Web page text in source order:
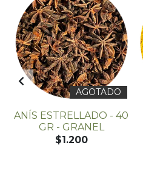
AGOTADO
ANÍS ESTRELLADO - 40
GR - GRANEL
$1.200